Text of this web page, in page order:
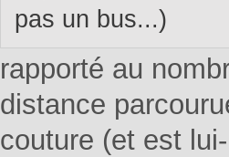
pas un bus...)
rapporté au
distance
couture (et est